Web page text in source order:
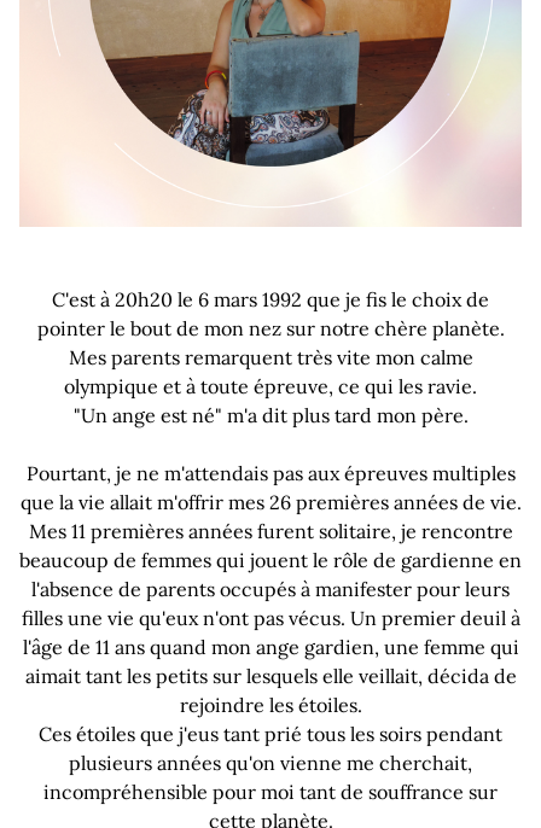
C'est à 20h20 le 6 mars 1992 que je fis le choix de
pointer le bout de mon nez sur notre chère planète.
Mes parents remarquent très vite mon calme
olympique et à toute épreuve, ce qui les ravie.
"Un ange est né" m'a dit plus tard mon père.
Pourtant, je ne m'attendais pas aux épreuves multiples
que la vie allait m'offrir mes 26 premières années de vie.
Mes 11 premières années furent solitaire, je rencontre
beaucoup de femmes qui jouent le rôle de gardienne en
l'absence de parents occupés à manifester pour leurs
filles une vie qu'eux n'ont pas vécus. Un premier deuil à
l'âge de 11 ans quand mon ange gardien, une femme qui
aimait tant les petits sur lesquels elle veillait, décida de
rejoindre les étoiles.
Ces étoiles que j'eus tant prié tous les soirs pendant
plusieurs années qu'on vienne me cherchait,
incompréhensible pour moi tant de souffrance sur
cette planète.